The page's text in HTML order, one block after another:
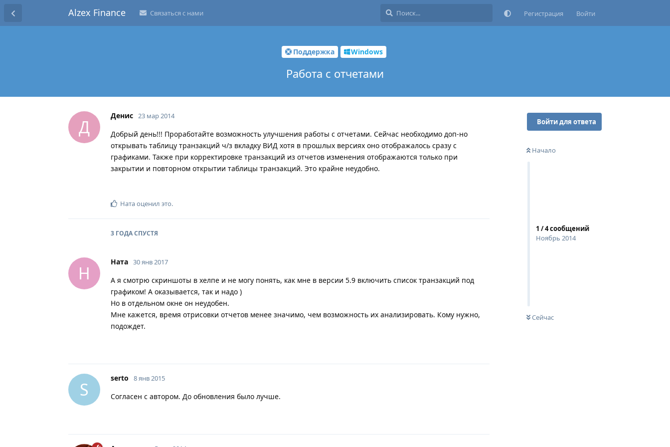
Alzex Finance Связаться с нами Регистрация Войти
Поддержка Windows
Работа с отчетами
Войти для ответа
Начало
1 /4сообщений
Ноябрь 2014
Сейчас
Д
Денис 23 мар 2014
Добрый день!!! Проработайте возможность улучшения работы с отчетами. Сейчас необходимо доп-но
открывать таблицу транзакций ч/з вкладку ВИД хотя в прошлых версиях оно отображалось сразу с
графиками. Также при корректировке транзакций из отчетов изменения отображаются только при
закрытии и повторном открытии таблицы транзакций. Это крайне неудобно.
Натаоценил это.
3 ГОДАСПУСТЯ
Н
Ната 30 янв 2017
А я смотрю скриншоты в хелпе и не могу понять, как мне в версии 5.9 включить список транзакций под
графиком! А оказывается, так и надо )
Но в отдельном окне он неудобен.
Мне кажется, время отрисовки отчетов менее значимо, чем возможность их анализировать. Кому нужно,
подождет.
S
serto 8 янв 2015
Согласен с автором. До обновления было лучше.